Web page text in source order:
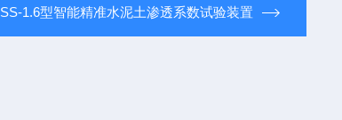
SS-1.6型智能精准水泥土渗透系数试验装置